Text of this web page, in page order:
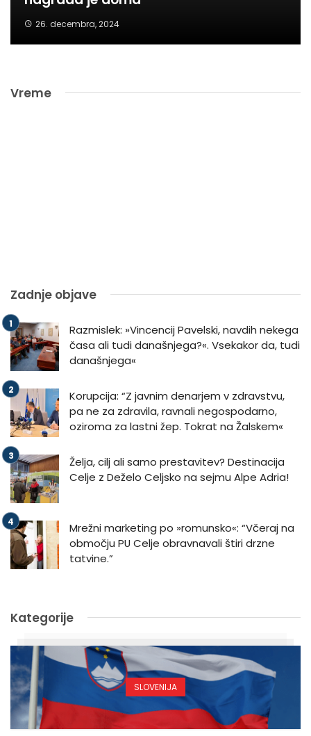
26. decembra, 2024
Vreme
Zadnje objave
Razmislek: »Vincencij Pavelski, navdih nekega
časa ali tudi današnjega?«. Vsekakor da, tudi
današnjega«
Korupcija: “Z javnim denarjem v zdravstvu,
pa ne za zdravila, ravnali negospodarno,
oziroma za lastni žep. Tokrat na Žalskem«
Želja, cilj ali samo prestavitev? Destinacija
Celje z Deželo Celjsko na sejmu Alpe Adria!
Mrežni marketing po »romunsko«: “Včeraj na
območju PU Celje obravnavali štiri drzne
tatvine.”
Kategorije
SLOVENIJA